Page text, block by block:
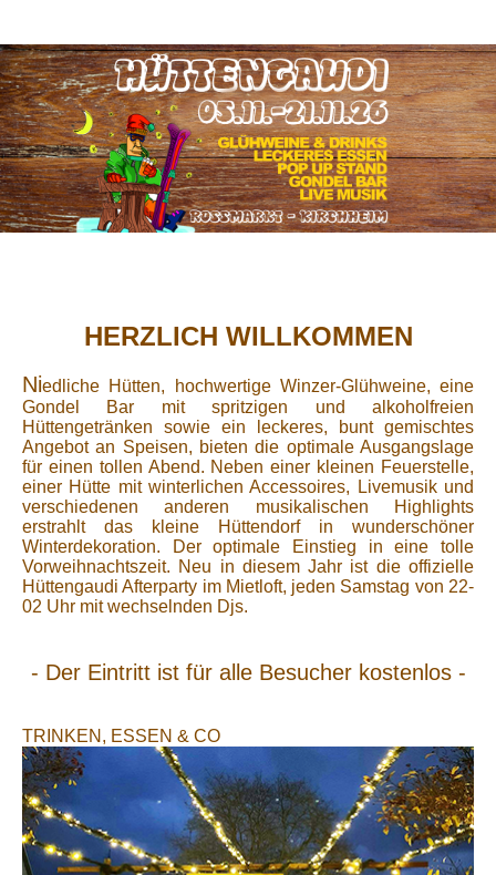
HERZLICH WILLKOMMEN
Niedliche Hütten, hochwertige Winzer-Glühweine, eine
Gondel Bar mit spritzigen und alkoholfreien
Hüttengetränken sowie ein leckeres, bunt gemischtes
Angebot an Speisen, bieten die optimale Ausgangslage
für einen tollen Abend. Neben einer kleinen Feuerstelle,
einer Hütte mit winterlichen Accessoires, Livemusik und
verschiedenen anderen musikalischen Highlights
erstrahlt das kleine Hüttendorf in wunderschöner
Winterdekoration. Der optimale Einstieg in eine tolle
Vorweihnachtszeit. Neu in diesem Jahr ist die offizielle
Hüttengaudi Afterparty im Mietloft, jeden Samstag von 22-
02 Uhr mit wechselnden Djs.
- Der Eintritt ist für alle Besucher kostenlos -
TRINKEN, ESSEN & CO